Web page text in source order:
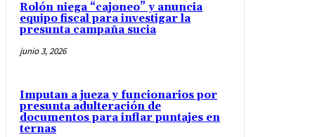
Rolón niega “cajoneo” y anuncia
equipo fiscal para investigar la
presunta campaña sucia
junio 3, 2026
Imputan a jueza y funcionarios por
presunta adulteración de
documentos para inflar puntajes en
ternas